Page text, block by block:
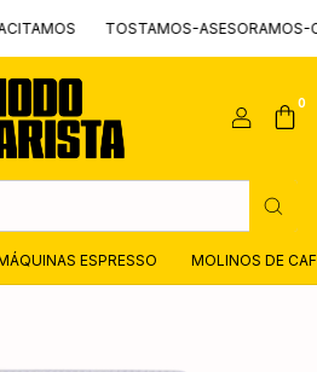
TOSTAMOS-ASESORAMOS-
0
ESPRESSO MOLINOS DE